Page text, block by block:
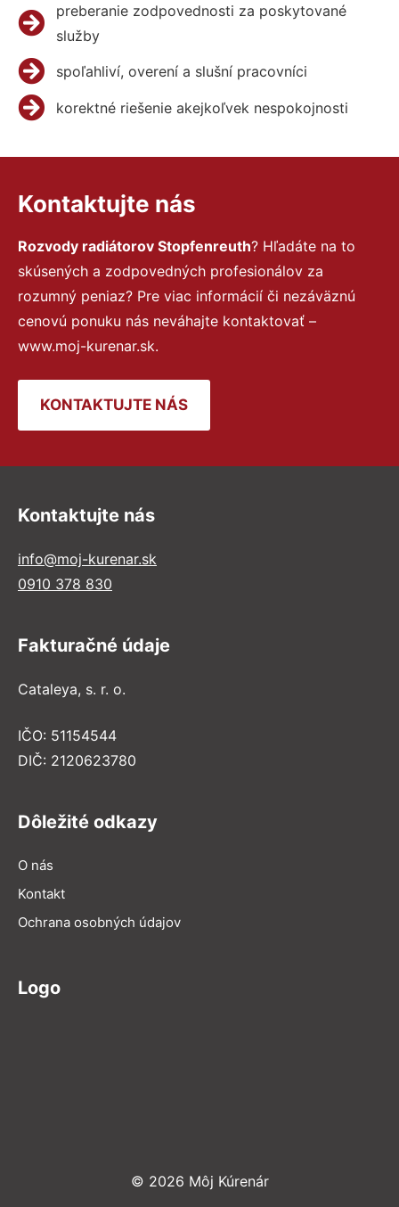
preberanie zodpovednosti za poskytované
služby
spoľahliví, overení a slušní pracovníci
korektné riešenie akejkoľvek nespokojnosti
Kontaktujte nás
Rozvody radiátorov Stopfenreuth? Hľadáte na to
skúsených a zodpovedných profesionálov za
rozumný peniaz? Pre viac informácií či nezáväznú
cenovú ponuku nás neváhajte kontaktovať –
www.moj-kurenar.sk.
KONTAKTUJTE NÁS
Kontaktujte nás
info@moj-kurenar.sk
0910 378 830
Fakturačné údaje
Cataleya, s. r. o.
IČO: 51154544
DIČ: 2120623780
Dôležité odkazy
O nás
Kontakt
Ochrana osobných údajov
Logo
© 2026 Môj Kúrenár